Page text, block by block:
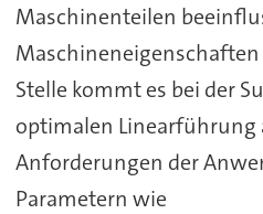
Maschinenteilen
Stelle kommt es bei der
optimalen
Anforderungen der
Parametern wie